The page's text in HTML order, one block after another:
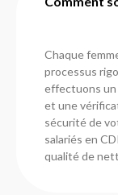
Chaque
processus
effectuons
et une
sécurité de
salariés en
qualité de